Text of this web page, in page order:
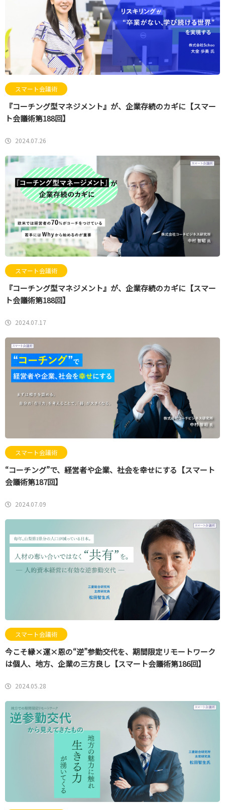
スマート会議術
『コーチング型マネジメント』が、企業存続のカギに【スマー
ト会議術第188回】
2024.07.26
スマート会議術
『コーチング型マネジメント』が、企業存続のカギに【スマー
ト会議術第188回】
2024.07.17
スマート会議術
“コーチング”で、経営者や企業、社会を幸せにする【スマート
会議術第187回】
2024.07.09
スマート会議術
今こそ縁×運×恩の“逆”参勤交代を、期間限定リモートワーク
は個人、地方、企業の三方良し【スマート会議術第186回】
2024.05.28